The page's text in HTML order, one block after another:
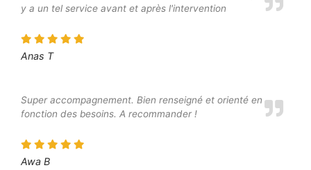
y a un tel service avant et après l'intervention
Anas T
Super accompagnement. Bien renseigné et orienté en
fonction des besoins. A recommander !
Awa B